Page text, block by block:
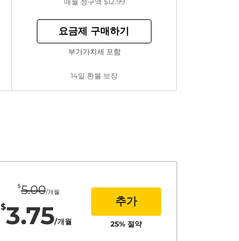
요금제 구매하기
14일 환불 보장
부가가치세 포함
$5.00/개월
$3.75/개월
추가
25% 절약